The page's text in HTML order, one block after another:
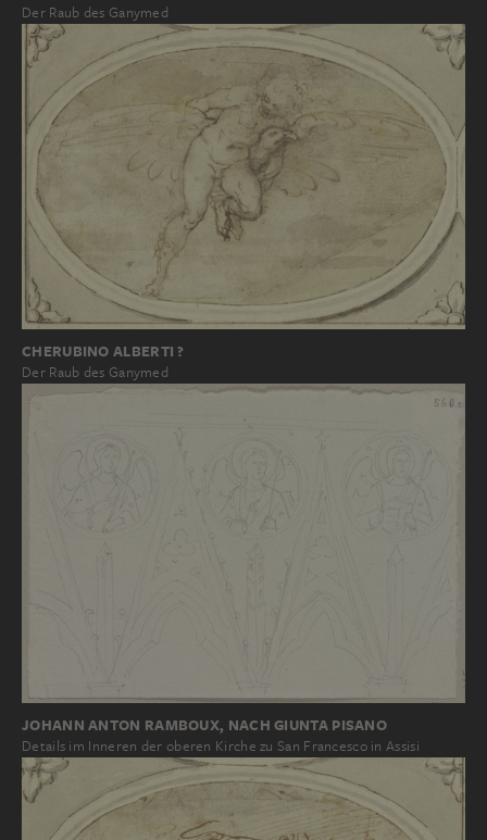
Der Raub des Ganymed
CHERUBINO ALBERTI ?
Der Raub des Ganymed
JOHANN ANTON RAMBOUX, NACH GIUNTA PISANO
Details im Inneren der oberen Kirche zu San Francesco in Assisi